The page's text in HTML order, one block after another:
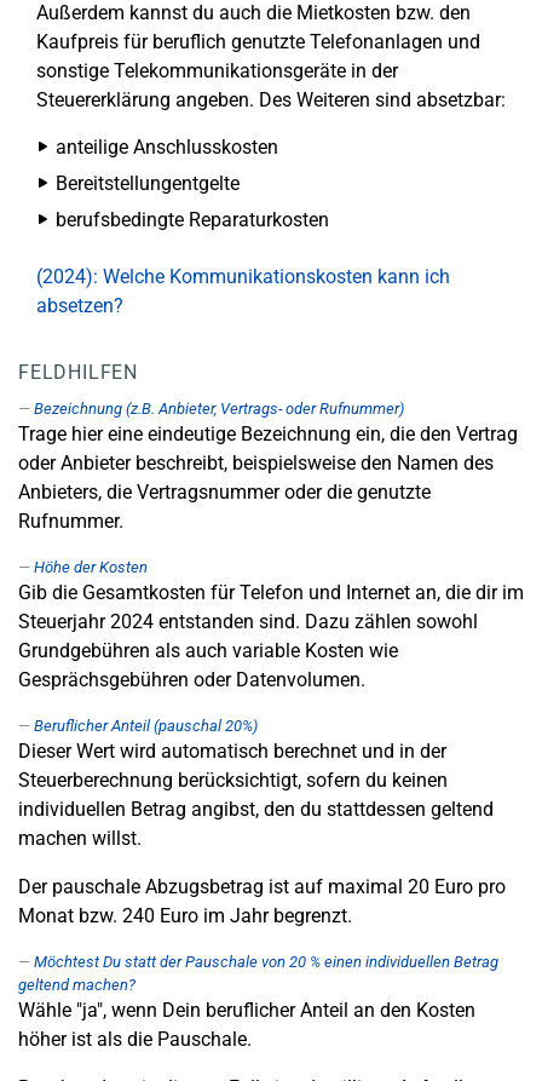
Außerdem kannst du auch die Mietkosten bzw. den
Kaufpreis für beruflich genutzte Telefonanlagen und
sonstige Telekommunikationsgeräte in der
Steuererklärung angeben. Des Weiteren sind absetzbar:
anteilige Anschlusskosten
Bereitstellungentgelte
berufsbedingte Reparaturkosten
(2024): Welche Kommunikationskosten kann ich
absetzen?
FELDHILFEN
Bezeichnung (z.B. Anbieter, Vertrags- oder Rufnummer)
Trage hier eine eindeutige Bezeichnung ein, die den Vertrag
oder Anbieter beschreibt, beispielsweise den Namen des
Anbieters, die Vertragsnummer oder die genutzte
Rufnummer.
Höhe der Kosten
Gib die Gesamtkosten für Telefon und Internet an, die dir im
Steuerjahr 2024 entstanden sind. Dazu zählen sowohl
Grundgebühren als auch variable Kosten wie
Gesprächsgebühren oder Datenvolumen.
Beruflicher Anteil (pauschal 20%)
Dieser Wert wird automatisch berechnet und in der
Steuerberechnung berücksichtigt, sofern du keinen
individuellen Betrag angibst, den du stattdessen geltend
machen willst.
Der pauschale Abzugsbetrag ist auf maximal 20 Euro pro
Monat bzw. 240 Euro im Jahr begrenzt.
Möchtest Du statt der Pauschale von 20 % einen individuellen Betrag
geltend machen?
Wähle "ja", wenn Dein beruflicher Anteil an den Kosten
höher ist als die Pauschale.